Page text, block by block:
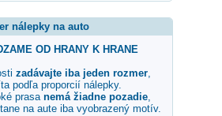
nálepky na auto
OD HRANY K HRANE
zadávajte iba jeden rozmer,
podľa proporcií nálepky.
prasa nemá žiadne pozadie,
na aute iba vyobrazený motív.